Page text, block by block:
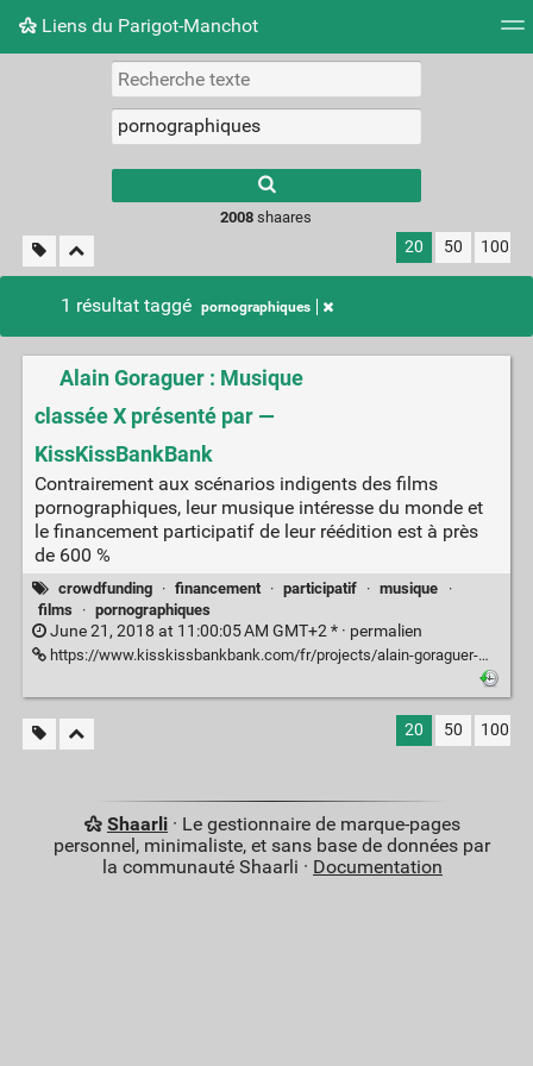
Liens du Parigot-Manchot
Nuage de tags Mur d'images
2008 shaares
20 50 100
1 résultat taggé pornographiques
Alain Goraguer : Musique
classée X présenté par —
KissKissBankBank
Contrairement aux scénarios indigents des films
pornographiques, leur musique intéresse du monde et
le financement participatif de leur réédition est à près
de 600 %
crowdfunding · financement · participatif · musique
·
films
· pornographiques
June 21, 2018 at 11:00:05 AM GMT+2 * · permalien
https://www.kisskissbankbank.com/fr/projects/alain-goraguer-musique-classee-x
20 50 100
Shaarli· Le gestionnaire de marque-pages
personnel, minimaliste, et sans base de données par
la communauté Shaarli · Documentation